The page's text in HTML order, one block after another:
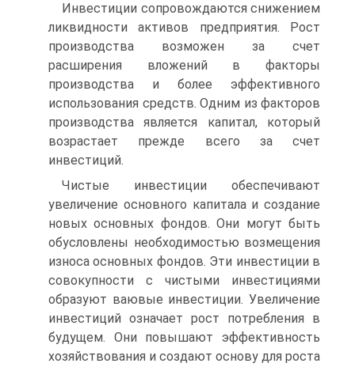
Инвестиции сопровождаются снижением
ликвидности активов предприятия. Рост
производства возможен за счет
расширения вло­жений в факторы
производства и более эффективного
использова­ния средств. Одним из факторов
производства является капитал, который
возрастает прежде всего за счет
инвестиций.
Чистые инвестиции обеспечивают
увеличение основного капита­ла и создание
новых основных фондов. Они могут быть
обусловлены необходимостью возмещения
износа основных фондов. Эти инве­стиции в
совокупности с чистыми инвестициями
образуют ваювые инвестиции. Увеличение
инвестиций означает рост потребления в
будущем. Они повышают эффективность
хозяйствования и создают основу для роста